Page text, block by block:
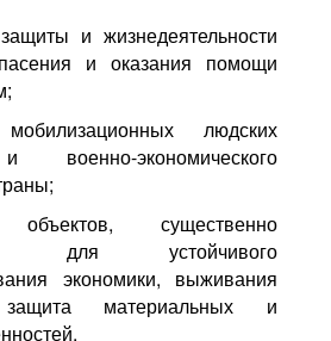
и жизнедеятельности
и оказания помощи
людских
экономического
объектов, существенно
для устойчивого
экономики, выживания
защита материальных и